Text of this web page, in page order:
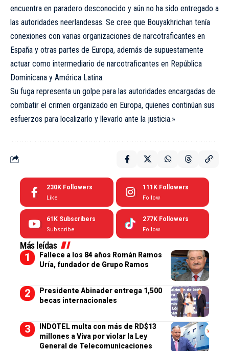
encuentra en paradero desconocido y aún no ha sido entregado a
las autoridades neerlandesas. Se cree que Bouyakhrichan tenía
conexiones con varias organizaciones de narcotraficantes en
España y otras partes de Europa, además de supuestamente
actuar como intermediario de narcotraficantes en República
Dominicana y América Latina.
Su fuga representa un golpe para las autoridades encargadas de
combatir el crimen organizado en Europa, quienes continúan sus
esfuerzos para localizarlo y llevarlo ante la justicia.»
230K Followers
Like
111K Followers
Follow
61K Subscribers
Subscribe
277K Followers
Follow
Más leídas
Fallece a los 84 años Román Ramos
Uría, fundador de Grupo Ramos
Presidente Abinader entrega 1,500
becas internacionales
INDOTEL multa con más de RD$13
millones a Viva por violar la Ley
General de Telecomunicaciones